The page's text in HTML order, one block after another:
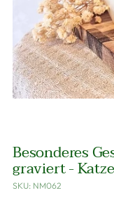
Besonderes
graviert -
SKU: NM062